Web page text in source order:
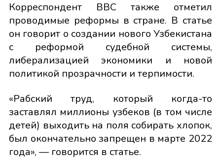
Корреспондент BBC также отметил
проводимые реформы в стране. В статье
он говорит о создании нового Узбекистана
с реформой судебной системы,
либерализацией экономики и новой
политикой прозрачности и терпимости.
«Рабский труд, который когда-то
заставлял миллионы узбеков (в том числе
детей) выходить на поля собирать хлопок,
был окончательно запрещен в марте 2022
года», — говорится в статье.